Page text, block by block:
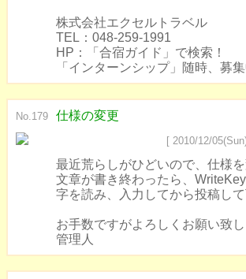
株式会社エクセルトラベル
TEL：048-259-1991
HP：「合宿ガイド」で検索！
「インターンシップ」随時、募集
No.179 仕様の変更
[ 2010/12/
最近荒らしがひどいので、仕様を
文章が書き終わったら、
字を読み、入力してから投稿して
お手数ですがよろしくお願い致し
管理人